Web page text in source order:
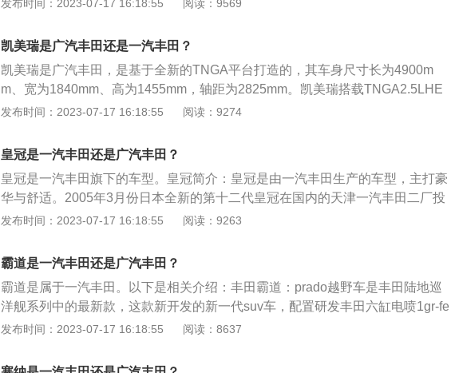
刻，对内饰的重视值得肯定。塞纳空间:在存储方面，塞纳也有很高的利用率。全
计，控制键设计在尾门上，方便操作。而且内置的材料非常精致，处处体现小细
节的创新。
么区别，有异味，胎噪也比较大且减震性能不太好，走不平整路面颠簸感还是会
传到车内。
发布时间：2023-07-17 16:18:55 阅读：9569
凯美瑞是广汽丰田还是一汽丰田？
凯美瑞是广汽丰田，是基于全新的TNGA平台打造的，其车身尺寸长为4900m
m、宽为1840mm、高为1455mm，轴距为2825mm。凯美瑞搭载TNGA2.5LHE
V、TNGA2.5L、TNGA2.0L三大动力总成，共推出了豪华版、运动版、混动版三
车身的设计呈流线型，腰线更低一些，延长的车顶后部增加了后排头部空间。
发布时间：2023-07-17 16:18:55 阅读：9274
皇冠是一汽丰田还是广汽丰田？
皇冠是一汽丰田旗下的车型。皇冠简介：皇冠是由一汽丰田生产的车型，主打豪
华与舒适。2005年3月份日本全新的第十二代皇冠在国内的天津一汽丰田二厂投
产，于21日上市，这是皇冠自诞生50年来第一次在日本本土以外生产。一汽丰田
同，一汽丰田主打豪华型轿车，广汽丰田主打平民型轿车。售后服务不同，一汽
丰田的售后服务更优。
发布时间：2023-07-17 16:18:55 阅读：9263
霸道是一汽丰田还是广汽丰田？
霸道是属于一汽丰田。以下是相关介绍：丰田霸道：prado越野车是丰田陆地巡
洋舰系列中的最新款，这款新开发的新一代suv车，配置研发丰田六缸电喷1gr-fe
v6发动机，排量3956cc，动力性能好。刚到中国的时候，名称叫“霸道”，但在20
受大众的认可，所以在那一时段“霸道”非常低调。“霸道”改名为普拉多，力图以一
发布时间：2023-07-17 16:18:55 阅读：8637